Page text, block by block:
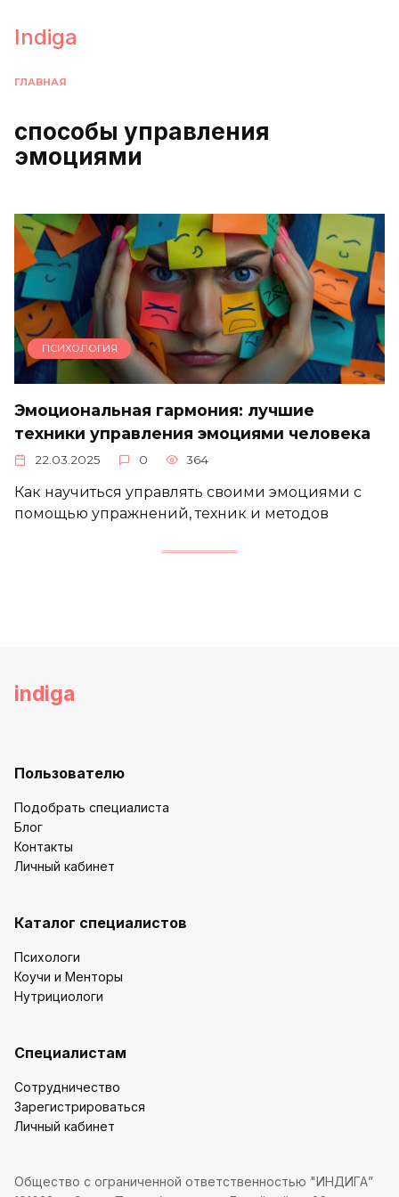
содержанию
Indiga
ГЛАВНАЯ
способы управления
эмоциями
ПСИХОЛОГИЯ
Эмоциональная гармония: лучшие
техники управления эмоциями человека
22.03.2025 0 364
Как научиться управлять своими эмоциями с
помощью упражнений, техник и методов
indiga
Пользователю
Подобрать специалиста
Блог
Контакты
Личный кабинет
Каталог специалистов
Психологи
Коучи и Менторы
Нутрициологи
Специалистам
Сотрудничество
Зарегистрироваться
Личный кабинет
Общество с ограниченной ответственностью "ИНДИГА”